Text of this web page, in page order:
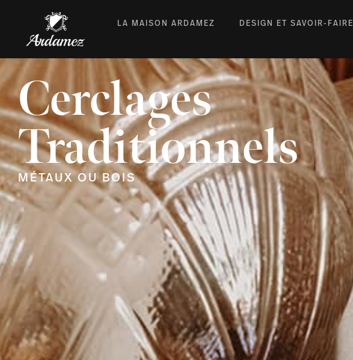
LA MAISON ARDAMEZ DESIGN ET SAVOIR-FAIRE
Cerclages
Traditionnels
MÉTAUX OU BOIS